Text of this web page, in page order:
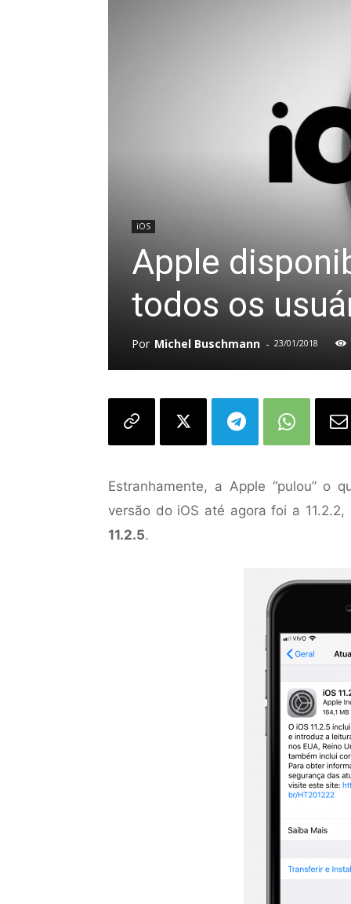
iOS
Apple
todos os
Por Michel Buschmann - 23/01/2018
Estranhamente, a Apple “pulou” o
versão do iOS até agora foi a
11.2.5.